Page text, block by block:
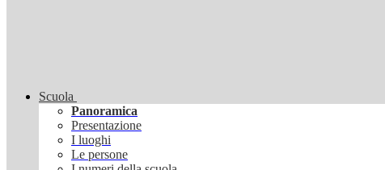
Scuola
Panoramica
Presentazione
I luoghi
Le persone